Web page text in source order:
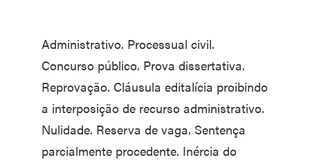
Administrativo. Processual civil.
Concurso público. Prova dissertativa.
Reprovação. Cláusula editalícia proibindo
a interposição de recurso administrativo.
Nulidade. Reserva de vaga. Sentença
parcialmente procedente. Inércia do